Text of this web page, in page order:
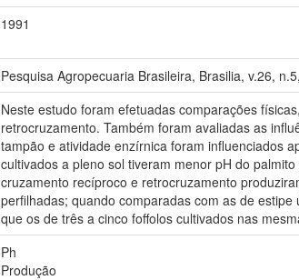
1991
Pesquisa Agropecuaria Brasileira, Brasilia, v.26,
Neste estudo foram efetuadas comparações
retrocruzamento. Também foram avaliadas as
tampão e atividade enzírnica foram influenciados
cultivados a pleno sol tiveram menor pH do
cruzamento recíproco e retrocruzamento
perfilhadas; quando comparadas com as de
que os de três a cinco foffolos cultivados nas
Ph
Produção